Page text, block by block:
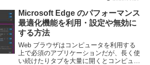
ンを利用したい人も多いのではないかと思
う。このページで...
Microsoft Edge のパフォーマンス
最適化機能を利用・設定や無効に
する方法
Web ブラウザはコンピュータを利用する
上で必須のアプリケーションだが、長く使
い続けたりタブを大量に開くとコンピュー